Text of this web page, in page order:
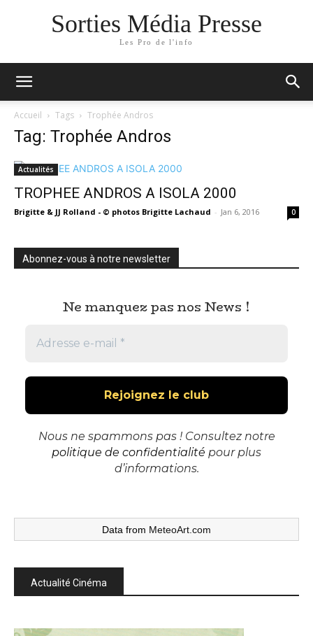
Sorties Média Presse
Les Pro de l'info
Accueil Tags Trophée Andros
Tag: Trophée Andros
Actualités
TROPHEE ANDROS A ISOLA 2000
Brigitte & JJ Rolland - © photos Brigitte Lachaud - Jan 6, 2016 0
Abonnez-vous à notre newsletter
Ne manquez pas nos News !
Nous ne spammons pas ! Consultez notre
politique de confidentialité pour plus
d’informations.
Data from MeteoArt.com
Actualité Cinéma